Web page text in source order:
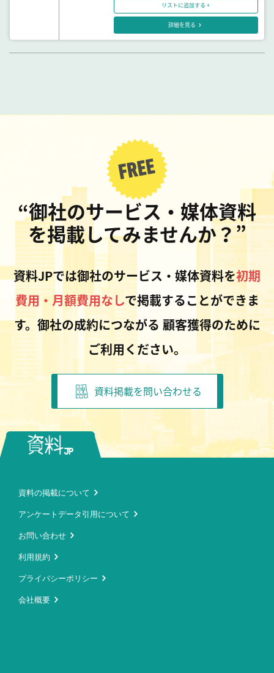
リストに追加する +
詳細を見る
“御社のサービス・媒体資料
を掲載してみませんか？”
資料JPでは御社のサービス・媒体資料を初期
費用・月額費用なしで掲載することができま
す。御社の成約につながる 顧客獲得のために
ご利用ください。
資料掲載を問い合わせる
資料の掲載について
アンケートデータ引用について
お問い合わせ
利用規約
プライバシーポリシー
会社概要